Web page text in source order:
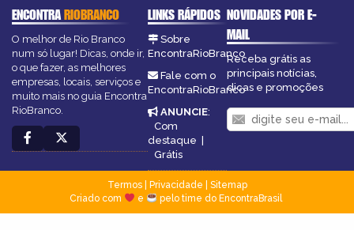
ENCONTRARIOBRANCO
O melhor de Rio Branco
num só lugar! Dicas, onde ir,
o que fazer, as melhores
empresas, locais, serviços e
muito mais no guia Encontra
RioBranco.
LINKS RÁPIDOS
Sobre
EncontraRioBranco
Fale com o
EncontraRioBranco
ANUNCIE:
Com
destaque |
Grátis
NOVIDADES POR E-
MAIL
Receba grátis as
principais notícias,
dicas e promoções
Termos| Privacidade
Sitemap
Criado com
e pelo time do EncontraBrasil